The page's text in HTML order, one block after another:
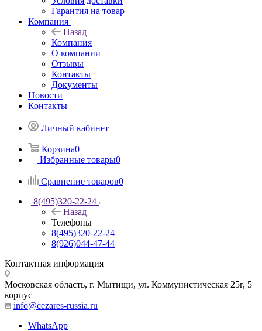
Гарантия на товар
Компания
Назад
Компания
О компании
Отзывы
Контакты
Документы
Новости
Контакты
Личный кабинет
Корзина0
Избранные товары0
Сравнение товаров0
8(495)320-22-24
Назад
Телефоны
8(495)320-22-24
8(926)044-47-44
Контактная информация
Московская область, г. Мытищи, ул. Коммунистическая 25г, 5
корпус
info@cezares-russia.ru
WhatsApp